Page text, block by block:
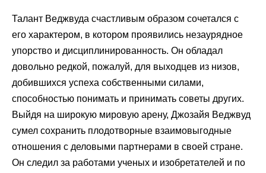
Талант Веджвуда счастливым образом сочетался с
его характером, в котором проявились незаурядное
упорство и дисциплинированность. Он обладал
довольно редкой, пожалуй, для выходцев из низов,
добившихся успеха собственными силами,
способностью понимать и принимать советы других.
Выйдя на широкую мировую арену, Джозайя Веджвуд
сумел сохранить плодотворные взаимовыгодные
отношения с деловыми партнерами в своей стране.
Он следил за работами ученых и изобретателей и по